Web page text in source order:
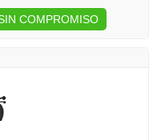
COMPROMISO